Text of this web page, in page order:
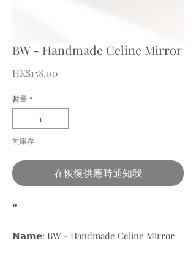
BW - Handmade Celine Mirror
HK$158.00
數量 *
無庫存
在恢復供應時通知我
❞
𝗡𝗮𝗺𝗲: BW - Handmade Celine Mirror